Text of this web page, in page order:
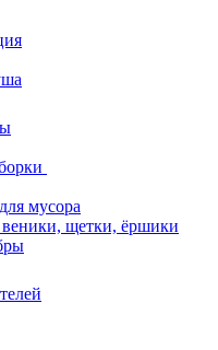
мусора
щетки, ёршики